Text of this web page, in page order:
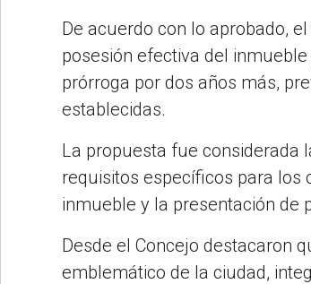
De acuerdo con lo aprobado,
posesión efectiva del
prórroga por dos años más,
establecidas.
La propuesta fue considerada
requisitos específicos para los
inmueble y la presentación de
Desde el Concejo destacaron
emblemático de la ciudad,